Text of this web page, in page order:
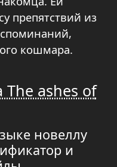
препятствий из
кошмара.
ashes of
новеллу
и